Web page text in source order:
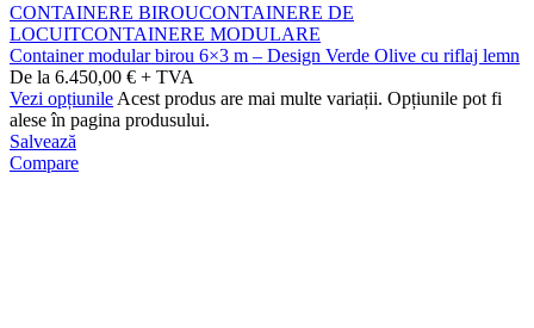
CONTAINERE BIROUCONTAINERE DE
LOCUITCONTAINERE MODULARE
Container modular birou 6×3 m – Design Verde Olive cu riflaj lemn
De la 6.450,00 € + TVA
Vezi opțiunile Acest produs are mai multe variații. Opțiunile pot fi
alese în pagina produsului.
Salvează
Compare